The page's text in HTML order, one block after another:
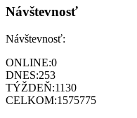
Návštevnosť
Návštevnosť:
ONLINE:0
DNES:253
TÝŽDEŇ:1130
CELKOM:1575775